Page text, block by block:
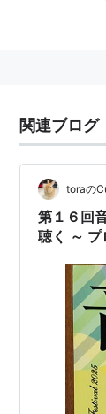
設。
1999年、富
関連ブログ
toraの
第１６回
聴く ～
番」（東
第１番」